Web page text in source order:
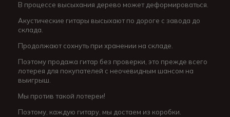
В процессе высыхания дерево может деформироваться.
Акустические гитары высыхают по дороге с завода до
склада.
Продолжают сохнуть при хранении на складе.
Поэтому продажа гитар без проверки, это прежде всего
лотерея для покупателей с неочевидным шансом на
выигрыш.
Мы против такой лотереи!
Поэтому, каждую гитару, мы достаем из коробки.